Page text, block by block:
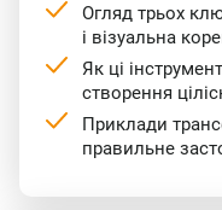
роботи?
У невеликому
створив чіткий
дерев'яним
балками на стелі.
Огляд трьох
і візуальна
Як ці
створення
Приклади
правильне